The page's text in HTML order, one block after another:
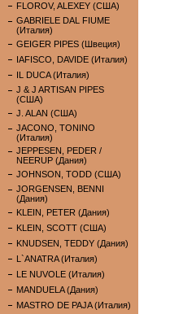
FLOROV, ALEXEY (США)
GABRIELE DAL FIUME
(Италия)
GEIGER PIPES (Швеция)
IAFISCO, DAVIDE (Италия)
IL DUCA (Италия)
J & J ARTISAN PIPES
(США)
J. ALAN (США)
JACONO, TONINO
(Италия)
JEPPESEN, PEDER /
NEERUP (Дания)
JOHNSON, TODD (США)
JORGENSEN, BENNI
(Дания)
KLEIN, PETER (Дания)
KLEIN, SCOTT (США)
KNUDSEN, TEDDY (Дания)
L`ANATRA (Италия)
LE NUVOLE (Италия)
MANDUELA (Дания)
MASTRO DE PAJA (Италия)